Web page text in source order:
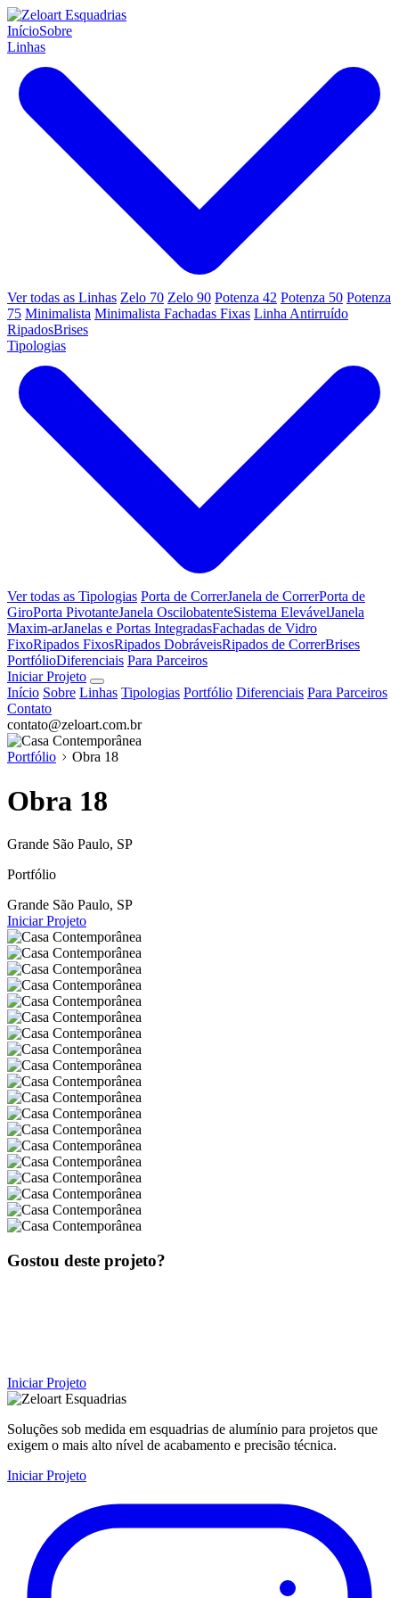
InícioSobre
Linhas
Ver todas as Linhas Zelo 70 Zelo 90 Potenza 42 Potenza 50 Potenza
75 Minimalista Minimalista Fachadas Fixas Linha Antirruído
RipadosBrises
Tipologias
Ver todas as Tipologias Porta de CorrerJanela de CorrerPorta de
GiroPorta PivotanteJanela OscilobatenteSistema ElevávelJanela
Maxim-arJanelas e Portas IntegradasFachadas de Vidro
FixoRipados FixosRipados DobráveisRipados de CorrerBrises
PortfólioDiferenciais Para Parceiros
Iniciar Projeto
Início Sobre Linhas Tipologias Portfólio Diferenciais Para Parceiros
Contato
contato@zeloart.com.br
Portfólio Obra 18
Obra 18
Grande São Paulo, SP
Portfólio
Grande São Paulo, SP
Iniciar Projeto
Gostou deste projeto?
Iniciar Projeto
Soluções sob medida em esquadrias de alumínio para projetos que
exigem o mais alto nível de acabamento e precisão técnica.
Iniciar Projeto